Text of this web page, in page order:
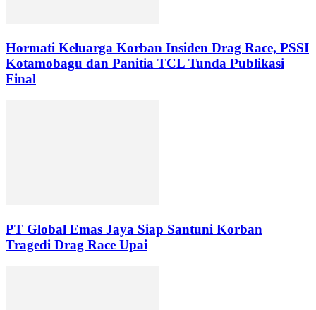
Hormati Keluarga Korban Insiden Drag Race, PSSI
Kotamobagu dan Panitia TCL Tunda Publikasi
Final
PT Global Emas Jaya Siap Santuni Korban
Tragedi Drag Race Upai